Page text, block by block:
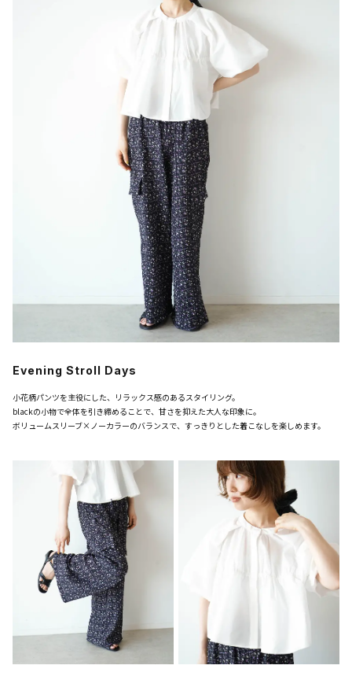
Evening Stroll Days
小花柄パンツを主役にした、リラックス感のあるスタイリング。
blackの小物で全体を引き締めることで、甘さを抑えた大人な印象に。
ボリュームスリーブ×ノーカラーのバランスで、すっきりとした着こなしを楽しめます。